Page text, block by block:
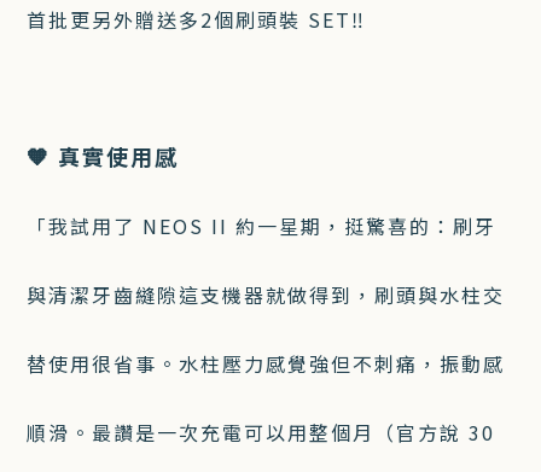
首批更另外贈送多2個刷頭裝 SET‼️
🧡 真實使用感
「我試用了 NEOS II 約一星期，挺驚喜的：刷牙
與清潔牙齒縫隙這支機器就做得到，刷頭與水柱交
替使用很省事。水柱壓力感覺強但不刺痛，振動感
順滑。最讚是一次充電可以用整個月（官方說 30